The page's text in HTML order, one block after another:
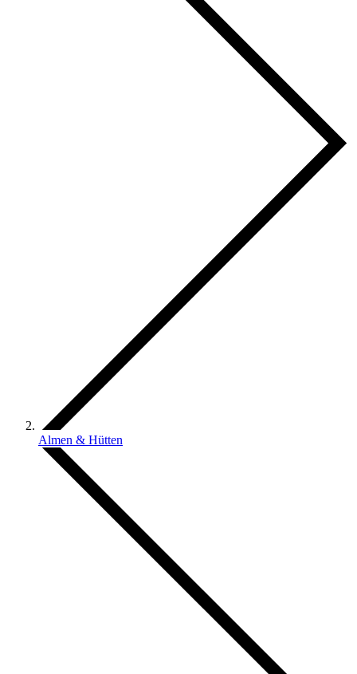
Almen & Hütten